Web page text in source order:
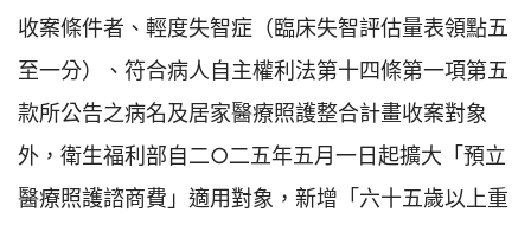
收案條件者、輕度失智症（臨床失智評估量表領點五
至一分）、符合病人自主權利法第十四條第一項第五
款所公告之病名及居家醫療照護整合計畫收案對象
外，衛生福利部自二○二五年五月一日起擴大「預立
醫療照護諮商費」適用對象，新增「六十五歲以上重